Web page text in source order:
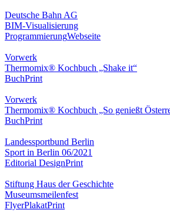
Deutsche Bahn AG
BIM-Visualisierung
ProgrammierungWebseite
Vorwerk
Thermomix® Kochbuch „Shake it“
BuchPrint
Vorwerk
Thermomix® Kochbuch „So genießt
BuchPrint
Landessportbund Berlin
Sport in Berlin 06/2021
Editorial DesignPrint
Stiftung Haus der Geschichte
Museumsmeilenfest
FlyerPlakatPrint